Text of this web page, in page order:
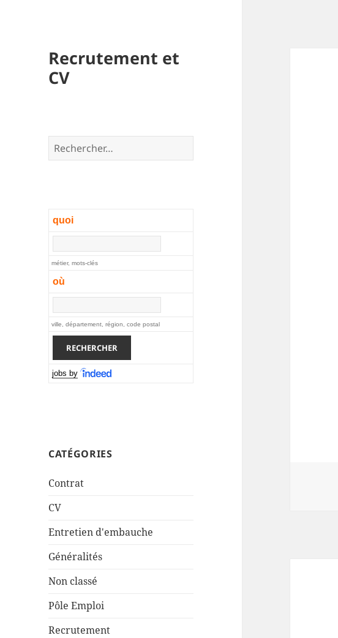
Recrutement et
CV
Rechercher :
quoi
métier, mots-clés
où
ville, département, région, code postal
jobs by
CATÉGORIES
Contrat
CV
Entretien d'embauche
Généralités
Non classé
Pôle Emploi
Recrutement